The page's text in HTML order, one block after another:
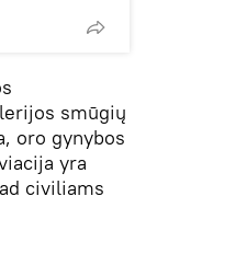
smūgių
oro gynybos
yra
civiliams